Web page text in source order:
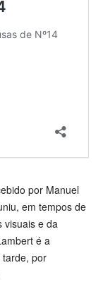
por Manuel
em tempos de
visuais e da
é a
tarde, por